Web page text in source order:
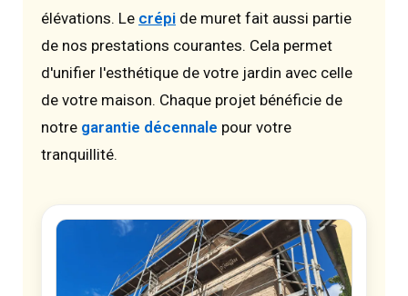
élévations. Le crépi de muret fait aussi partie
de nos prestations courantes. Cela permet
d'unifier l'esthétique de votre jardin avec celle
de votre maison. Chaque projet bénéficie de
notre garantie décennale pour votre
tranquillité.